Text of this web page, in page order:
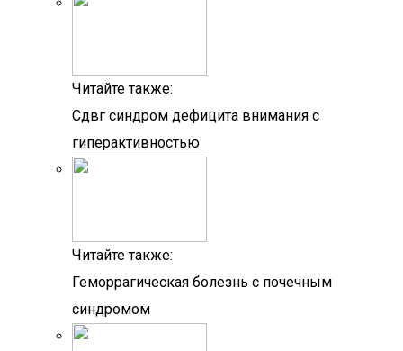
Читайте также:
Сдвг синдром дефицита внимания с
гиперактивностью
Читайте также:
Геморрагическая болезнь с почечным
синдромом